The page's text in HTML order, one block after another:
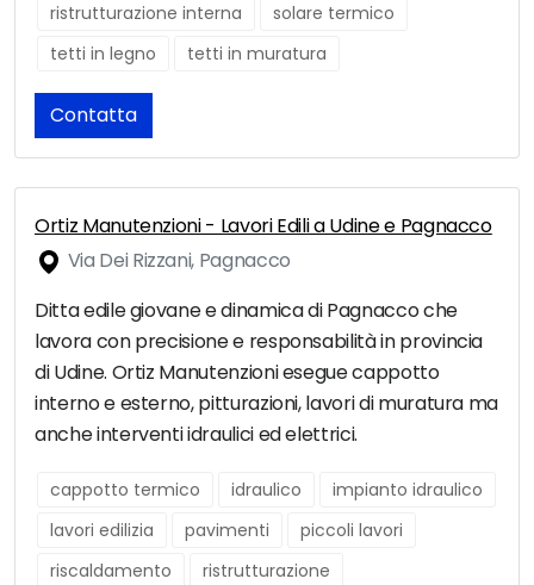
ristrutturazione interna
solare termico
tetti in legno
tetti in muratura
Contatta
Ortiz Manutenzioni - Lavori Edili a Udine e Pagnacco
Via Dei Rizzani, Pagnacco
Ditta edile giovane e dinamica di Pagnacco che
lavora con precisione e responsabilità in provincia
di Udine. Ortiz Manutenzioni esegue cappotto
interno e esterno, pitturazioni, lavori di muratura ma
anche interventi idraulici ed elettrici.
cappotto termico idraulico
impianto idraulico
lavori edilizia
pavimenti
piccoli lavori
riscaldamento
ristrutturazione